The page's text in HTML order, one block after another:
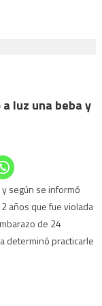
luz una beba y
según se informó
años que fue violada
de 24
determinó practicarle